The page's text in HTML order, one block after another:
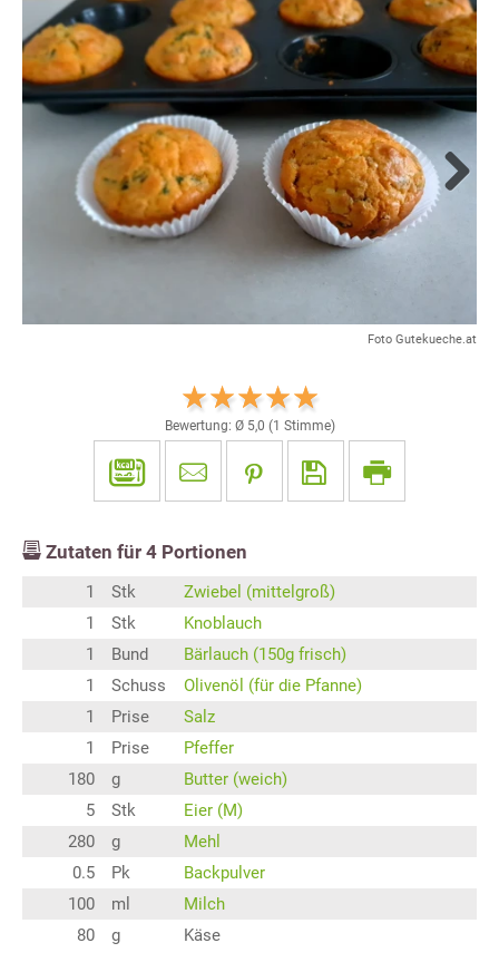
Foto Gutekueche.at
Bewertung: Ø 5,0 (1 Stimme)
Zutaten für 4 Portionen
1 Stk
Zwiebel (mittelgroß)
1
Stk
Knoblauch
1
Bund
Bärlauch (150g frisch)
1
Schuss
Olivenöl (für die Pfanne)
1
Prise
Salz
1
Prise
Pfeffer
180
g
Butter (weich)
5
Stk
Eier (M)
280
g
Mehl
0.5
Pk
Backpulver
100
ml
Milch
80
g Käse